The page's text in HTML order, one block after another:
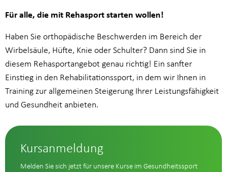
Für alle, die mit Rehasport starten wollen!
Haben Sie orthopädische Beschwerden im Bereich der
Wirbelsäule, Hüfte, Knie oder Schulter? Dann sind Sie in
diesem Rehasportangebot genau richtig! Ein sanfter
Einstieg in den Rehabilitationssport, in dem wir Ihnen in
Training zur allgemeinen Steigerung Ihrer Leistungsfähigkeit
und Gesundheit anbieten.
Kursanmeldung
Melden Sie sich jetzt für unsere Kurse im Gesundheitssport